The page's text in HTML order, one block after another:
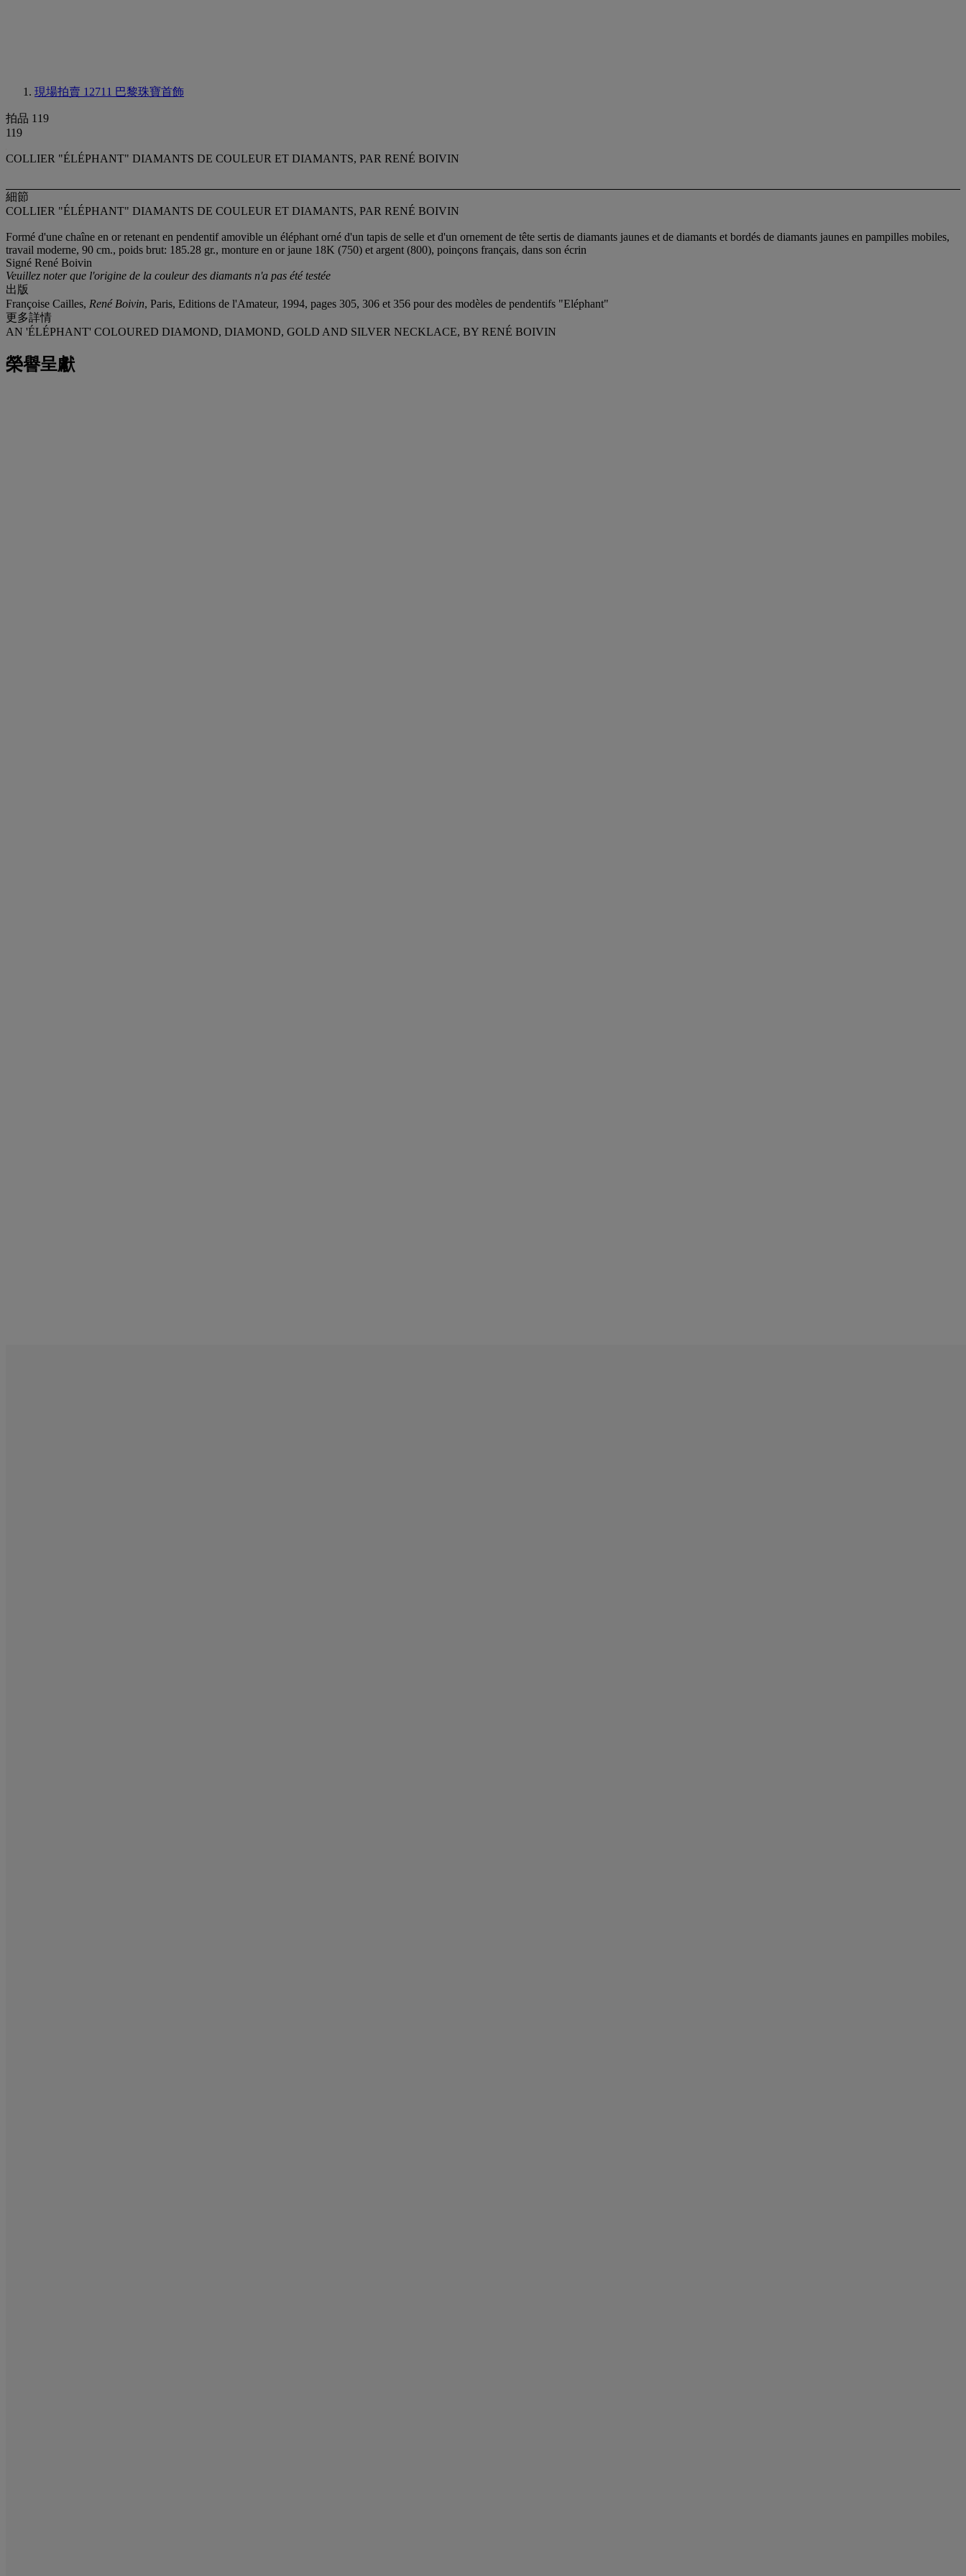
現場拍賣 12711 巴黎珠寶首飾
拍品 119
119
COLLIER "ÉLÉPHANT" DIAMANTS DE COULEUR ET DIAMANTS, PAR RENÉ BOIVIN
細節
COLLIER "ÉLÉPHANT" DIAMANTS DE COULEUR ET DIAMANTS, PAR RENÉ BOIVIN
Formé d'une chaîne en or retenant en pendentif amovible un éléphant orné d'un tapis de selle et d'un ornement de tête sertis de diamants jaunes et de diamants et bordés de diamants jaunes en pampilles mobiles,
travail moderne, 90 cm., poids brut: 185.28 gr., monture en or jaune 18K (750) et argent (800), poinçons français, dans son écrin
Signé René Boivin
Veuillez noter que l'origine de la couleur des diamants n'a pas été testée
出版
Françoise Cailles, René Boivin, Paris, Editions de l'Amateur, 1994, pages 305, 306 et 356 pour des modèles de pendentifs "Eléphant"
更多詳情
AN 'ÉLÉPHANT' COLOURED DIAMOND, DIAMOND, GOLD AND SILVER NECKLACE, BY RENÉ BOIVIN
榮譽呈獻